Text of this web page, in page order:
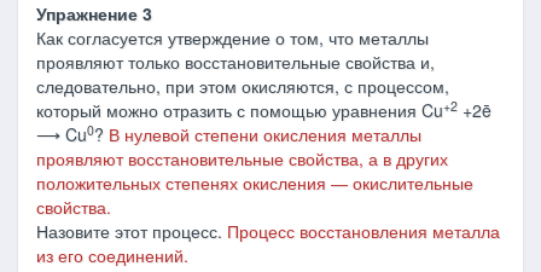
Упражнение 3
Как согласуется утверждение о том, что металлы
проявляют только восстановительные свойства и,
следовательно, при этом окисляются, с процессом,
который можно отразить с помощью уравнения Cu+2 +2ē
⟶ Cu0? В нулевой степени окисления металлы
проявляют восстановительные свойства, а в других
положительных степенях окисления ― окислительные
свойства.
Назовите этот процесс. Процесс восстановления металла
из его соединений.